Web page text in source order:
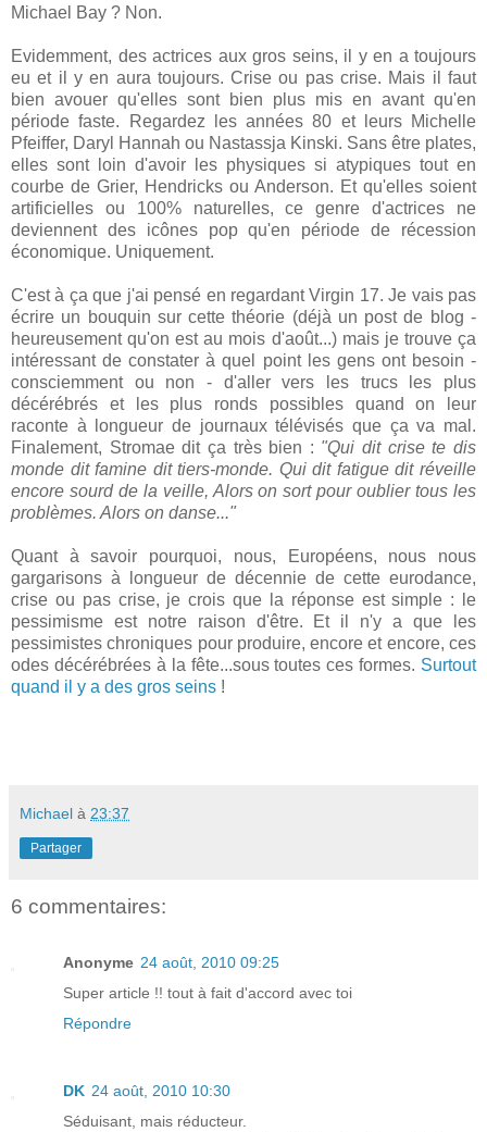
Michael Bay ? Non.
Evidemment, des actrices aux gros seins, il y en a toujours
eu et il y en aura toujours. Crise ou pas crise. Mais il faut
bien avouer qu'elles sont bien plus mis en avant qu'en
période faste. Regardez les années 80 et leurs Michelle
Pfeiffer, Daryl Hannah ou Nastassja Kinski. Sans être plates,
elles sont loin d'avoir les physiques si atypiques tout en
courbe de Grier, Hendricks ou Anderson. Et qu'elles soient
artificielles ou 100% naturelles, ce genre d'actrices ne
deviennent des icônes pop qu'en période de récession
économique. Uniquement.
C'est à ça que j'ai pensé en regardant Virgin 17. Je vais pas
écrire un bouquin sur cette théorie (déjà un post de blog -
heureusement qu'on est au mois d'août...) mais je trouve ça
intéressant de constater à quel point les gens ont besoin -
consciemment ou non - d'aller vers les trucs les plus
décérébrés et les plus ronds possibles quand on leur
raconte à longueur de journaux télévisés que ça va mal.
Finalement, Stromae dit ça très bien : "Qui dit crise te dis
monde dit famine dit tiers-monde. Qui dit fatigue dit réveille
encore sourd de la veille, Alors on sort pour oublier tous les
problèmes. Alors on danse..."
Quant à savoir pourquoi, nous, Européens, nous nous
gargarisons à longueur de décennie de cette eurodance,
crise ou pas crise, je crois que la réponse est simple : le
pessimisme est notre raison d'être. Et il n'y a que les
pessimistes chroniques pour produire, encore et encore, ces
odes décérébrées à la fête...sous toutes ces formes. Surtout
quand il y a des gros seins !
Michael à 23:37
Partager
6 commentaires:
Anonyme 24 août, 2010 09:25
Super article !! tout à fait d'accord avec toi
Répondre
DK 24 août, 2010 10:30
Séduisant, mais réducteur.